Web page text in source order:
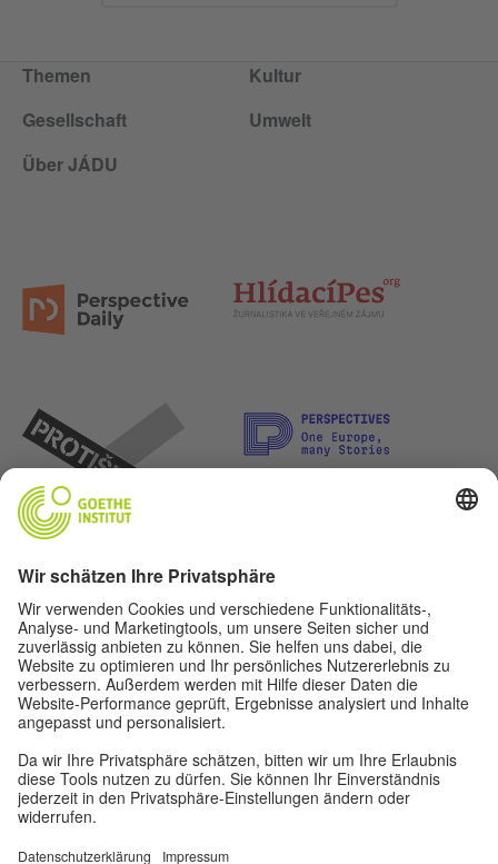
Themen
Kultur
Gesellschaft
Umwelt
Über JÁDU
Lasst uns Freunde werden. Folge uns: